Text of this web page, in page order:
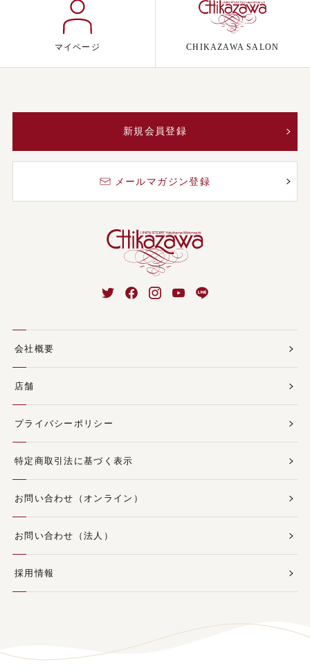
マイページ CHIKAZAWA SALON
新規会員登録
メールマガジン登録
会社概要
店舗
プライバシーポリシー
特定商取引法に基づく表示
お問い合わせ（オンライン）
お問い合わせ（法人）
採用情報